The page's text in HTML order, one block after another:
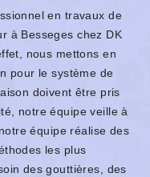
en travaux de
à Besseges chez DK
nous mettons en
pour le système de
doivent être pris
notre équipe veille à
équipe réalise des
les plus
des gouttières, des